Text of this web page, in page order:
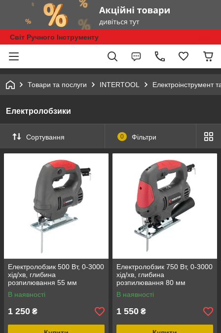
Світ Ручного Інструменту
Товари та послуги INTERTOOL Електроінструмент
Електролобзики
Сортування 0 Фільтри
Електролобзик 500 Вт, 0-3000
хід/хв, глибина
розпилювання 55 мм
INTERTOOL DT-0446
В наявності
1 250 ₴
Електролобзик 750 Вт, 0-3000
хід/хв, глибина
розпилювання 80 мм
INTERTOOL DT-0461
В наявності
1 550 ₴